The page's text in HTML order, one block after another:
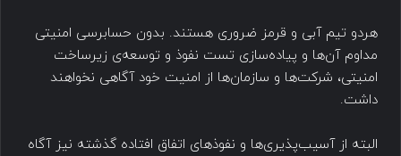
هردو تیم آبی و قرمز ضروری هستند. بدون حسابرسی امنیتی
مداوم آن‌ها و پیاده‌سازی تست نفوذ و توسعه‌ی زیرساخت
امنیتی، شرکت‌ها و سازمان‌ها از امنیت خود آگاهی نخواهند
داشت.
البته از آسیب‌پذیری‌ها و نفوذ‌های اتفاق افتاده گذشته نیز آگاه